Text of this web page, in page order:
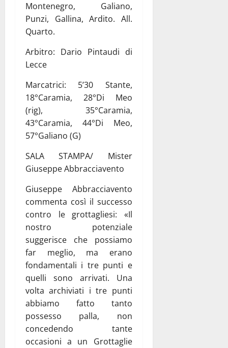
Montenegro, Galiano,
Punzi, Gallina, Ardito. All.
Quarto.
Arbitro: Dario Pintaudi di
Lecce
Marcatrici: 5’30 Stante,
18°Caramia, 28°Di Meo
(rig), 35°Caramia,
43°Caramia, 44°Di Meo,
57°Galiano (G)
SALA STAMPA/ Mister
Giuseppe Abbracciavento
Giuseppe Abbracciavento
commenta così il successo
contro le grottagliesi: «Il
nostro potenziale
suggerisce che possiamo
far meglio, ma erano
fondamentali i tre punti e
quelli sono arrivati. Una
volta archiviati i tre punti
abbiamo fatto tanto
possesso palla, non
concedendo tante
occasioni a un Grottaglie